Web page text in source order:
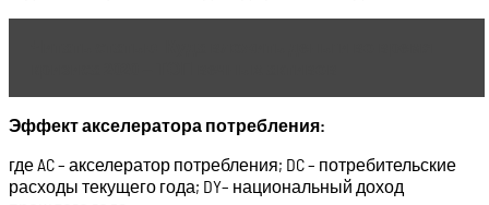
Эффект акселератора потребления:
где AC – акселератор потребления; DC – потребительские
расходы текущего года; DY– национальный доход